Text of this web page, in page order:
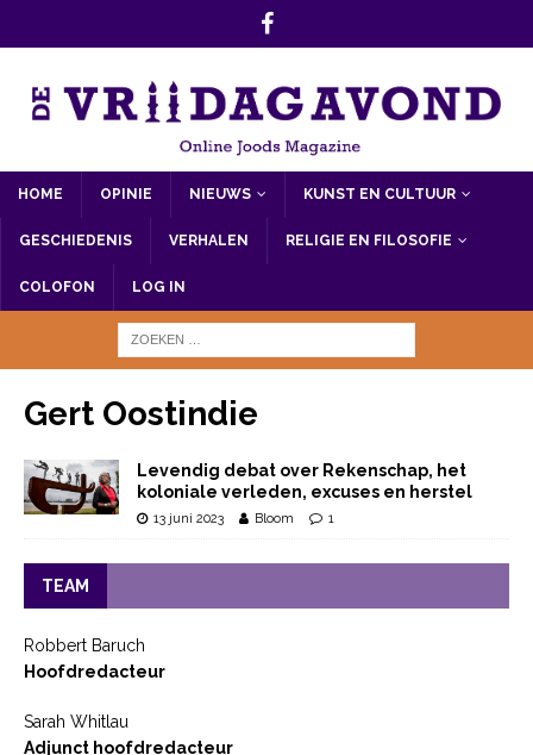
HOME OPINIE NIEUWS KUNST EN CULTUUR
GESCHIEDENIS VERHALEN RELIGIE EN FILOSOFIE
COLOFON LOG IN
Gert Oostindie
Levendig debat over Rekenschap, het
koloniale verleden, excuses en herstel
13 juni 2023 Bloom 1
TEAM
Robbert Baruch
Hoofdredacteur
Sarah Whitlau
Adjunct hoofdredacteur